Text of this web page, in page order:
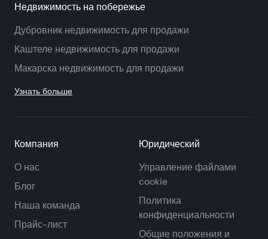
Недвижимость на побережье
Дубровник недвижимость для продажи
Каштеле недвижимость для продажи
Макарска недвижимость для продажи
Узнать больше
Компания
О нас
Блог
Наша команда
Прайс-лист
Юридический
Управление файлами
cookie
Политика
конфиденциальности
Общие положения и